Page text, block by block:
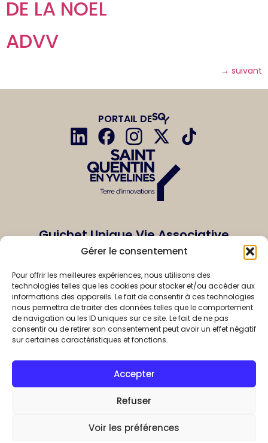
Gérer le consentement
Pour offrir les meilleures expériences, nous utilisons des
technologies telles que les cookies pour stocker et/ou accéder aux
informations des appareils. Le fait de consentir à ces technologies
nous permettra de traiter des données telles que le comportement
de navigation ou les ID uniques sur ce site. Le fait de ne pas
consentir ou de retirer son consentement peut avoir un effet négatif
sur certaines caractéristiques et fonctions.
Accepter
Refuser
Voir les préférences
DE LA NOEL
ADVV
→ suivant
PORTAIL DE
Guichet Unique Vie Associative
de Saint-Quentin-en-Yvelines
1, rue Eugène-Hénaff
BP 10118
78192 Trappes Cedex
France
vieassociative@sqy.fr
01 39 44 34 55
FAQ
Mentions légales